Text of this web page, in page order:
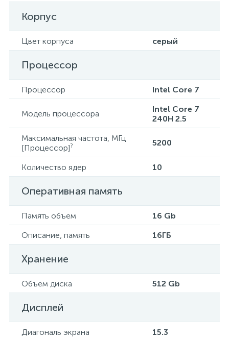
Корпус
Цвет корпуса серый
Процессор
Процессор Intel Core 7
Модель процессора
Intel Core 7
240H 2.5
Максимальная частота, МГц
[Процессор]? 5200
Количество ядер 10
Оперативная память
Память объем
16 Gb
Описание, память
16ГБ
Хранение
Объем диска 512 Gb
Дисплей
Диагональ экрана
15.3